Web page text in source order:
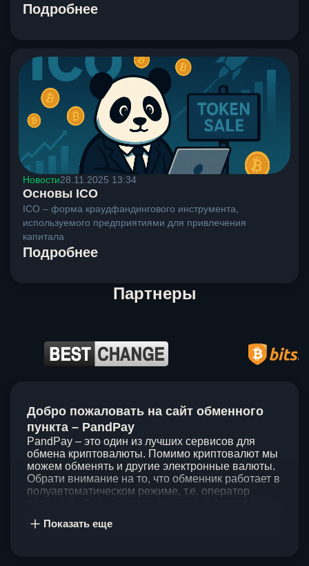
Подробнее
Новости28.11.2025 13:34
Основы ICO
ICO – форма краудфандингового инструмента,
используемого предприятиями для привлечения
капитала
Подробнее
Партнеры
Добро пожаловать на сайт обменного
пункта – PandPay
PandPay – это один из лучших сервисов для
обмена криптовалюты. Помимо криптовалют мы
можем обменять и другие электронные валюты.
Обрати внимание на то, что обменник работает в
полуавтоматическом режиме, т.е. оператор
клиентов, поэтому стараемся проводить обмены
Показать еще